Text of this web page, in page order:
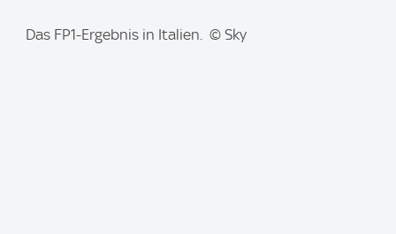
Das FP1-Ergebnis in Italien. © Sky